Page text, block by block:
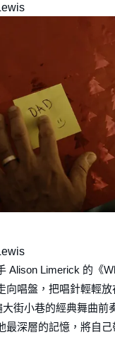
Alison Limerick 的《
向唱盤，把唱針輕輕
街小巷的經典舞曲前
最深層的記憶，將自